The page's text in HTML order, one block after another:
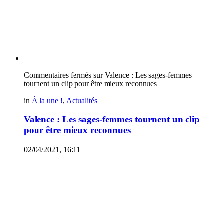
Commentaires fermés sur Valence : Les sages-femmes
tournent un clip pour être mieux reconnues
in À la une !, Actualités
Valence : Les sages-femmes tournent un clip
pour être mieux reconnues
02/04/2021, 16:11